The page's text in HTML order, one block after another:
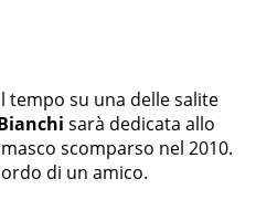
tempo su una delle salite
sarà dedicata allo
scomparso nel 2010.
di un amico.